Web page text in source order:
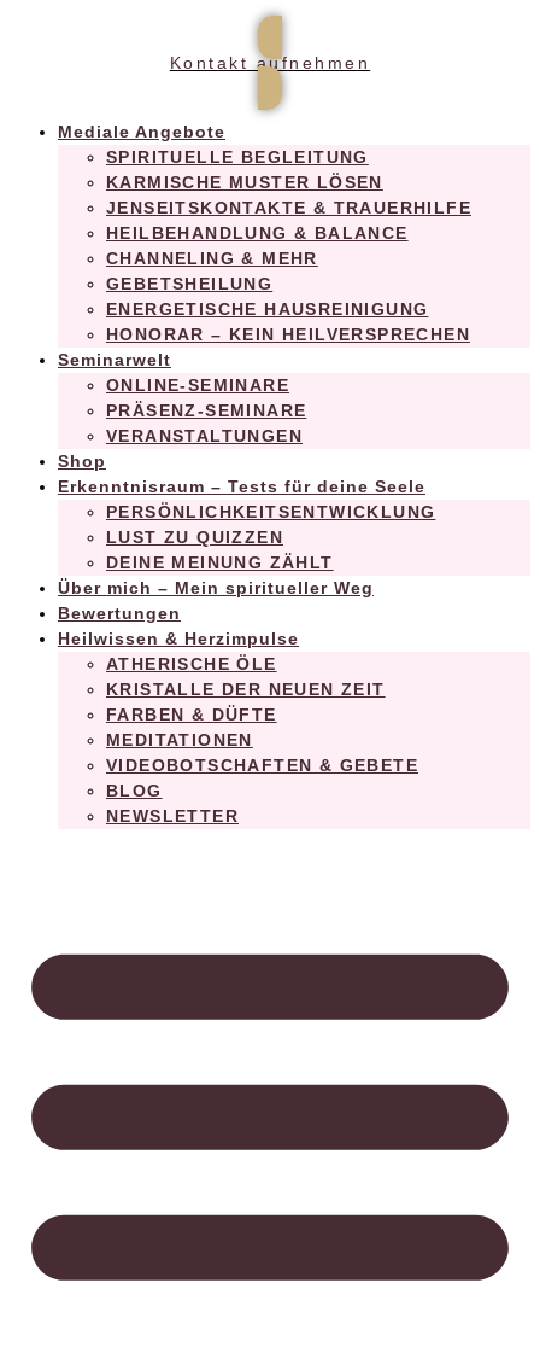
Kontakt aufnehmen
Mediale Angebote
SPIRITUELLE BEGLEITUNG
KARMISCHE MUSTER LÖSEN
JENSEITSKONTAKTE & TRAUERHILFE
HEILBEHANDLUNG & BALANCE
CHANNELING & MEHR
GEBETSHEILUNG
ENERGETISCHE HAUSREINIGUNG
HONORAR – KEIN HEILVERSPRECHEN
Seminarwelt
ONLINE-SEMINARE
PRÄSENZ-SEMINARE
VERANSTALTUNGEN
Shop
Erkenntnisraum – Tests für deine Seele
PERSÖNLICHKEITSENTWICKLUNG
LUST ZU QUIZZEN
DEINE MEINUNG ZÄHLT
Über mich – Mein spiritueller Weg
Bewertungen
Heilwissen & Herzimpulse
ATHERISCHE ÖLE
KRISTALLE DER NEUEN ZEIT
FARBEN & DÜFTE
MEDITATIONEN
VIDEOBOTSCHAFTEN & GEBETE
BLOG
NEWSLETTER